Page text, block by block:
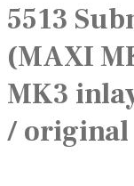
5513
(MAXI
MK3
/ original